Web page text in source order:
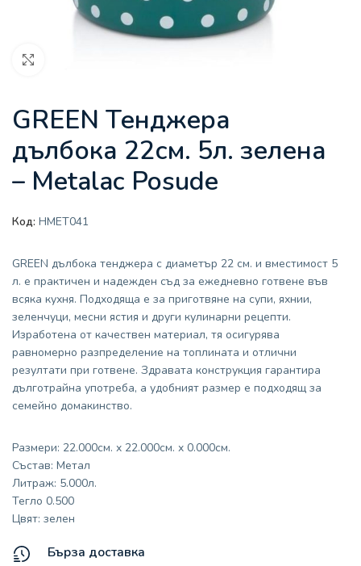
GREEN Тенджера
дълбока 22см. 5л. зелена
– Metalac Posude
Код: HMET041
GREEN дълбока тенджера с диаметър 22 см. и вместимост 5
л. е практичен и надежден съд за ежедневно готвене във
всяка кухня. Подходяща е за приготвяне на супи, яхнии,
зеленчуци, месни ястия и други кулинарни рецепти.
Изработена от качествен материал, тя осигурява
равномерно разпределение на топлината и отлични
резултати при готвене. Здравата конструкция гарантира
дълготрайна употреба, а удобният размер е подходящ за
семейно домакинство.
Размери: 22.000см. x 22.000см. x 0.000см.
Състав: Метал
Литраж: 5.000л.
Тегло 0.500
Цвят: зелен
Бърза доставка